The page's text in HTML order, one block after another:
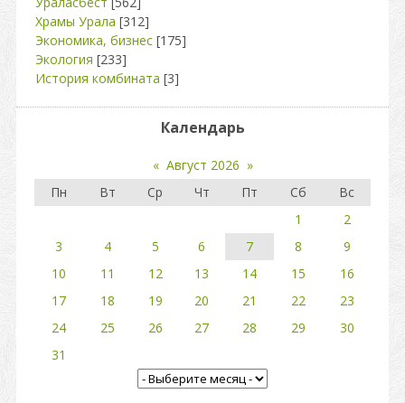
Храмы Урала [312]
Экономика, бизнес [175]
Экология [233]
История комбината [3]
Календарь
« Август 2026 »
Пн
Вт Ср Чт Пт Сб
Вс
1
2
3
4 5 6 7 8
9
10
11 12 13 14 15
16
17
18 19 20 21 22
23
24
25 26 27 28 29
30
31